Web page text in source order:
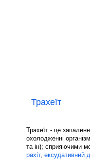
Трахеїт
Трахеїт - це
охолодженні
та ін); сприяючими
рахіт, ексудативний